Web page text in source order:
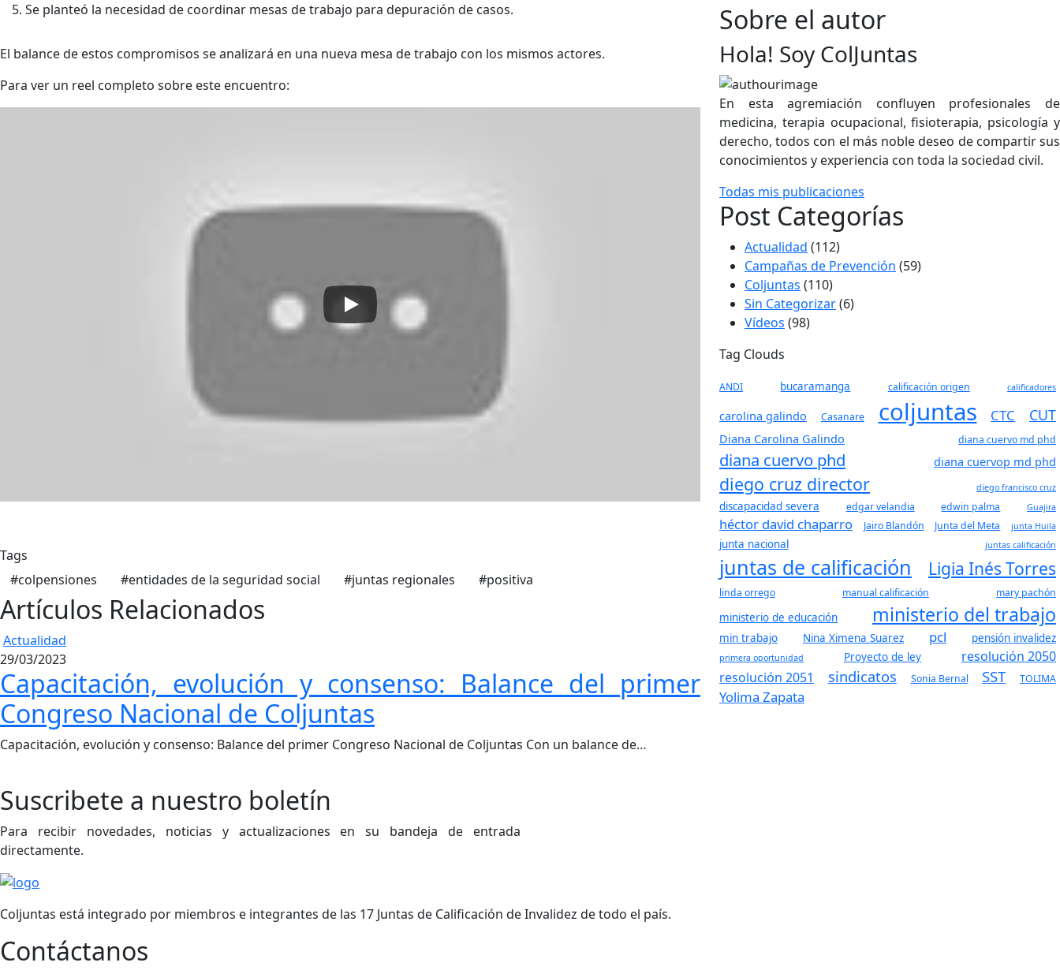
Se planteó la necesidad de coordinar mesas de trabajo para depuración de casos.
El balance de estos compromisos se analizará en una nueva mesa de trabajo con los mismos actores.
Para ver un reel completo sobre este encuentro:
Tags
#colpensiones
#entidades de la seguridad social #juntas regionales #positiva
Artículos Relacionados
Actualidad
29/03/2023
Capacitación, evolución y consenso: Balance del primer
Congreso Nacional de Coljuntas
Capacitación, evolución y consenso: Balance del primer Congreso Nacional de Coljuntas Con un balance de…
Actualidad
10/05/2022
Fumar puede terminar en
Sobre el autor
Hola! Soy ColJuntas
En esta agremiación confluyen profesionales de
medicina, terapia ocupacional, fisioterapia, psicología y
derecho, todos con el más noble deseo de compartir sus
conocimientos y experiencia con toda la sociedad civil.
Todas mis publicaciones
Post Categorías
Actualidad (112)
Campañas de Prevención (59)
Coljuntas (110)
Sin Categorizar(6)
Vídeos (98)
Tag Clouds
ANDI bucaramanga calificación origen calificadores
carolina galindo Casanare coljuntas CTC CUT
Diana Carolina Galindo diana cuervo md phd
diana cuervo phd diana cuervop md phd
diego cruz director diego francisco cruz
discapacidad severa edgar velandia edwin palma Guajira
héctor david chaparro Jairo Blandón Junta del Meta junta Huila
junta nacional juntas calificación
juntas de calificación Ligia Inés Torres
linda orrego manual calificación mary pachón
ministerio de educación ministerio del trabajo
min trabajo Nina Ximena Suarez pcl pensión invalidez
primera oportunidad Proyecto de ley
resolución 2050
resolución 2051
sindicatos Sonia Bernal SST TOLIMA
Yolima Zapata
Suscribete a nuestro boletín
Para recibir novedades, noticias y actualizaciones en su bandeja de entrada
directamente.
Coljuntas está integrado por miembros e integrantes de las 17 Juntas de Calificación de Invalidez de todo el país.
Contáctanos